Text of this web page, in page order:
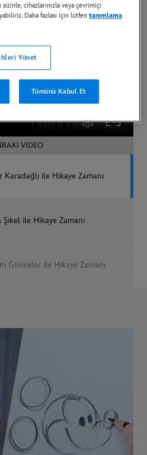
VIDEO
Karadağlı ile Hikaye Zamanı
Şıkel ile Hikaye Zamanı
Günceler ile Hikaye Zamanı
Yavrucuk ile Hikaye Zamanı
Özcan ile Hikaye Zamanı
Taha ile Hikaye Zamanı
Ada ile Hikaye Zamanı
cihazlarınızla veya çevrimiçi
Daha fazlası için lütfentanımlama
Yönet
Tümünü Kabul Et